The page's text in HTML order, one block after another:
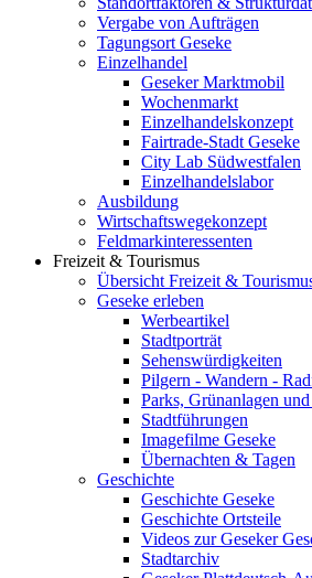
Vergabe von Aufträgen
Tagungsort Geseke
Einzelhandel
Geseker Marktmobil
Wochenmarkt
Einzelhandelskonzept
Fairtrade-Stadt Geseke
City Lab Südwestfalen
Einzelhandelslabor
Ausbildung
Wirtschaftswegekonzept
Feldmarkinteressenten
Freizeit & Tourismus
Übersicht Freizeit &
Geseke erleben
Werbeartikel
Stadtporträt
Sehenswürdigkeiten
Pilgern - Wandern -
Parks, Grünanlagen
Stadtführungen
Imagefilme Geseke
Übernachten & Tagen
Geschichte
Geschichte Geseke
Geschichte Ortsteile
Videos zur Geseker
Stadtarchiv